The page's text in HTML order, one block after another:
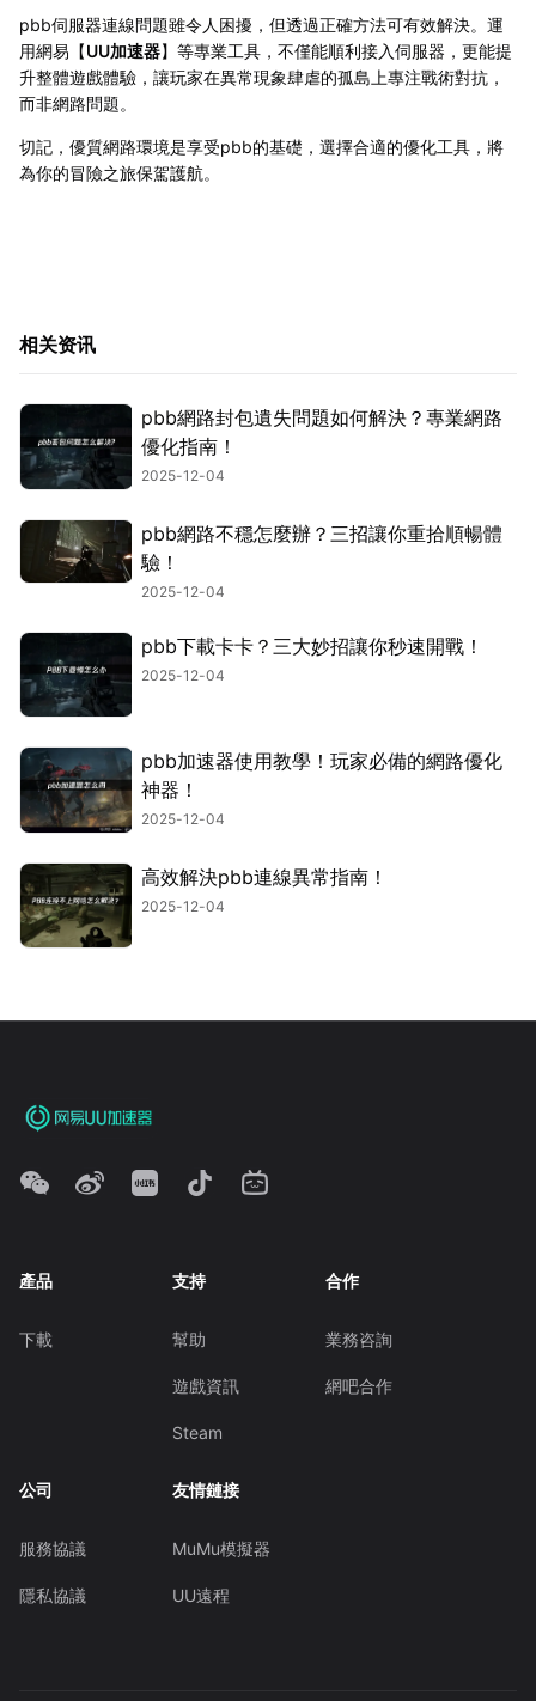
pbb伺服器連線問題雖令人困擾，但透過正確方法可有效解決。運
用網易【UU加速器】等專業工具，不僅能順利接入伺服器，更能提
升整體遊戲體驗，讓玩家在異常現象肆虐的孤島上專注戰術對抗，
而非網路問題。
切記，優質網路環境是享受pbb的基礎，選擇合適的優化工具，將
為你的冒險之旅保駕護航。
相关资讯
pbb網路封包遺失問題如何解決？專業網路
優化指南！
2025-12-04
pbb網路不穩怎麼辦？三招讓你重拾順暢體
驗！
2025-12-04
pbb下載卡卡？三大妙招讓你秒速開戰！
2025-12-04
pbb加速器使用教學！玩家必備的網路優化
神器！
2025-12-04
高效解決pbb連線異常指南！
2025-12-04
產品
下載
支持
幫助
遊戲資訊
Steam
合作
業務咨詢
網吧合作
公司
服務協議
隱私協議
友情鏈接
MuMu模擬器
UU遠程